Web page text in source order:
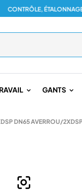
ÉTALONNAGE ET
GANTS
DN65 AVERROU/